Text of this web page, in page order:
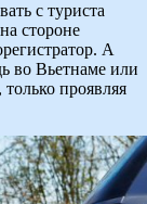
с туриста
стороне
А
во Вьетнаме или
проявляя